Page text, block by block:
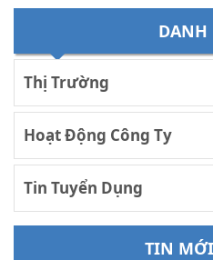
DANH
Thị Trường
Hoạt Động Công Ty
Tin Tuyển Dụng
TIN